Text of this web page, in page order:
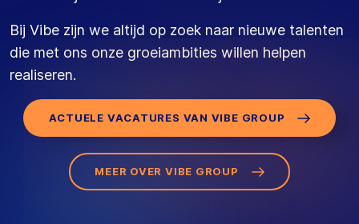
Bij Vibe zijn we altijd op zoek naar nieuwe talenten
die met ons onze groeiambities willen helpen
realiseren.
ACTUELE VACATURES VAN VIBE GROUP
MEER OVER VIBE GROUP